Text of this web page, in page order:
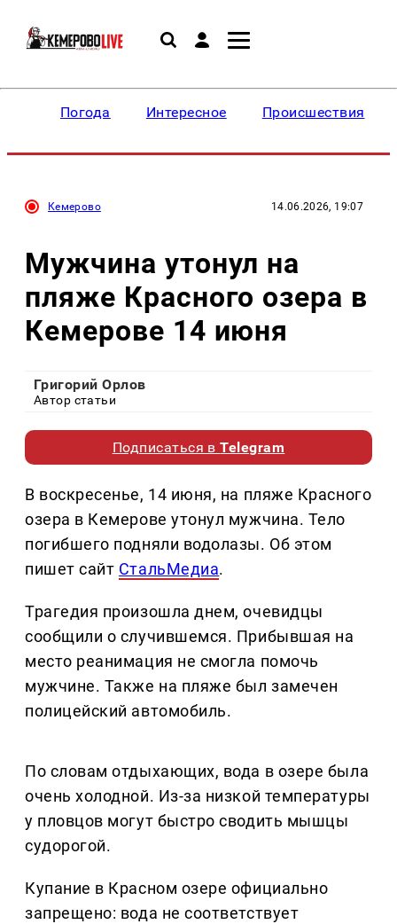
Погода Интересное Происшествия
Кемерово 14.06.2026, 19:07
Мужчина утонул на
пляже Красного озера в
Кемерове 14 июня
Григорий Орлов
Автор статьи
Подписаться вTelegram
В воскресенье, 14 июня, на пляже Красного
озера в Кемерове утонул мужчина. Тело
погибшего подняли водолазы. Об этом
пишет сайт СтальМедиа.
Трагедия произошла днем, очевидцы
сообщили о случившемся. Прибывшая на
место реанимация не смогла помочь
мужчине. Также на пляже был замечен
полицейский автомобиль.
По словам отдыхающих, вода в озере была
очень холодной. Из-за низкой температуры
у пловцов могут быстро сводить мышцы
судорогой.
Купание в Красном озере официально
запрещено: вода не соответствует